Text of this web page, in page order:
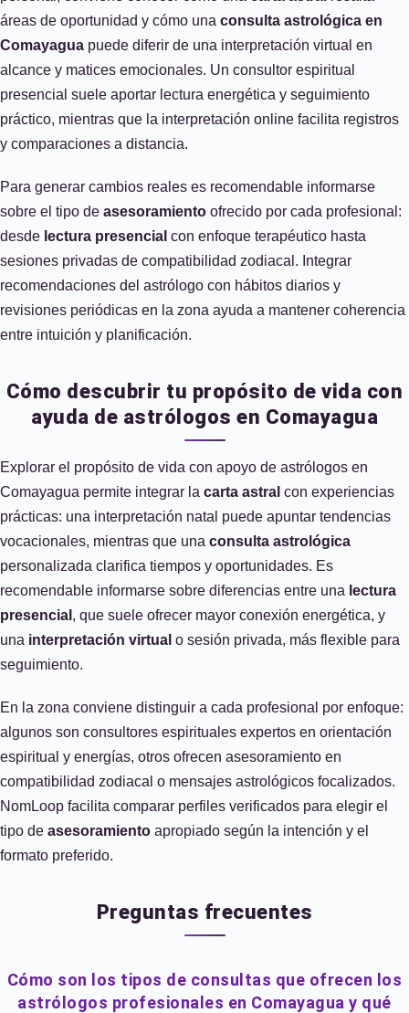
áreas de oportunidad y cómo una consulta astrológica en
Comayagua puede diferir de una interpretación virtual en
alcance y matices emocionales. Un consultor espiritual
presencial suele aportar lectura energética y seguimiento
práctico, mientras que la interpretación online facilita registros
y comparaciones a distancia.
Para generar cambios reales es recomendable informarse
sobre el tipo de asesoramiento ofrecido por cada profesional:
desde lectura presencial con enfoque terapéutico hasta
sesiones privadas de compatibilidad zodiacal. Integrar
recomendaciones del astrólogo con hábitos diarios y
revisiones periódicas en la zona ayuda a mantener coherencia
entre intuición y planificación.
Cómo descubrir tu propósito de vida con
ayuda de astrólogos en Comayagua
Explorar el propósito de vida con apoyo de astrólogos en
Comayagua permite integrar la carta astral con experiencias
prácticas: una interpretación natal puede apuntar tendencias
vocacionales, mientras que una consulta astrológica
personalizada clarifica tiempos y oportunidades. Es
recomendable informarse sobre diferencias entre una lectura
presencial , que suele ofrecer mayor conexión energética, y
una interpretación virtual o sesión privada, más flexible para
seguimiento.
En la zona conviene distinguir a cada profesional por enfoque:
algunos son consultores espirituales expertos en orientación
espiritual y energías, otros ofrecen asesoramiento en
compatibilidad zodiacal o mensajes astrológicos focalizados.
NomLoop facilita comparar perfiles verificados para elegir el
tipo de asesoramiento apropiado según la intención y el
formato preferido.
Preguntas frecuentes
Cómo son los tipos de consultas que ofrecen los
astrólogos profesionales en Comayagua y qué